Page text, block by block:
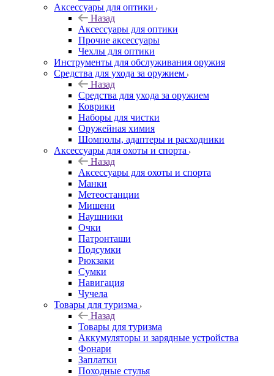
Аксессуары для оптики
Назад
Аксессуары для оптики
Прочие аксессуары
Чехлы для оптики
Инструменты для обслуживания оружия
Средства для ухода за оружием
Назад
Средства для ухода за оружием
Коврики
Наборы для чистки
Оружейная химия
Шомполы, адаптеры и расходники
Аксессуары для охоты и спорта
Назад
Аксессуары для охоты и спорта
Манки
Метеостанции
Мишени
Наушники
Очки
Патронташи
Подсумки
Рюкзаки
Сумки
Навигация
Чучела
Товары для туризма
Назад
Товары для туризма
Аккумуляторы и зарядные устройства
Фонари
Заплатки
Походные стулья